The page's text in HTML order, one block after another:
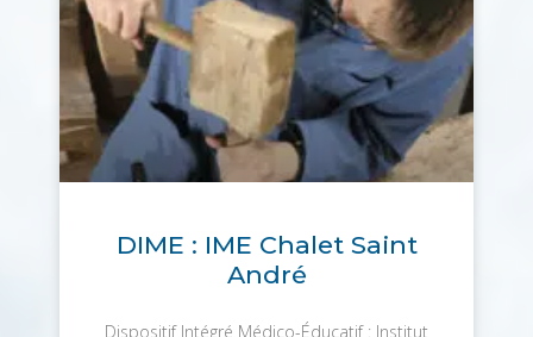
DIME : IME Chalet Saint
André
Dispositif Intégré Médico-Éducatif : Institut